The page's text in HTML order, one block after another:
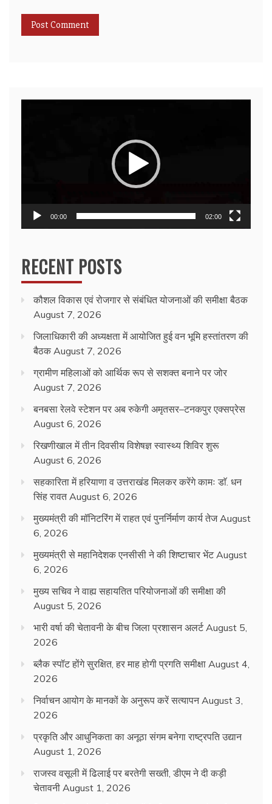
00:00 02:00
RECENT POSTS
कौशल विकास एवं रोजगार से संबंधित योजनाओं की समीक्षा बैठक
August 7, 2026
जिलाधिकारी की अध्यक्षता में आयोजित हुई वन भूमि हस्तांतरण की
बैठक August 7, 2026
ग्रामीण महिलाओं को आर्थिक रूप से सशक्त बनाने पर जोर
August 7, 2026
बनबसा रेलवे स्टेशन पर अब रुकेगी अमृतसर–टनकपुर एक्सप्रेस
August 6, 2026
रिखणीखाल में तीन दिवसीय विशेषज्ञ स्वास्थ्य शिविर शुरू
August 6, 2026
सहकारिता में हरियाणा व उत्तराखंड मिलकर करेंगे कामः डाॅ. धन
सिंह रावत August 6, 2026
मुख्यमंत्री की मॉनिटरिंग में राहत एवं पुनर्निर्माण कार्य तेज August
6, 2026
मुख्यमंत्री से महानिदेशक एनसीसी ने की शिष्टाचार भेंट August
6, 2026
मुख्य सचिव ने वाह्य सहायतित परियोजनाओं की समीक्षा की
August 5, 2026
भारी वर्षा की चेतावनी के बीच जिला प्रशासन अलर्ट August 5,
2026
ब्लैक स्पॉट होंगे सुरक्षित, हर माह होगी प्रगति समीक्षा August 4,
2026
निर्वाचन आयोग के मानकों के अनुरूप करें सत्यापन August 3,
2026
प्रकृति और आधुनिकता का अनूठा संगम बनेगा राष्ट्रपति उद्यान
August 1, 2026
राजस्व वसूली में ढिलाई पर बरतेगी सख्ती, डीएम ने दी कड़ी
चेतावनी August 1, 2026